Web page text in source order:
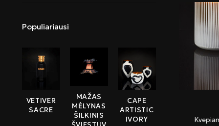
Populiariausi
VETIVER
SACRE
MAŽAS
MĖLYNAS
ŠILKINIS
CAPE
ARTISTIC
IVORY